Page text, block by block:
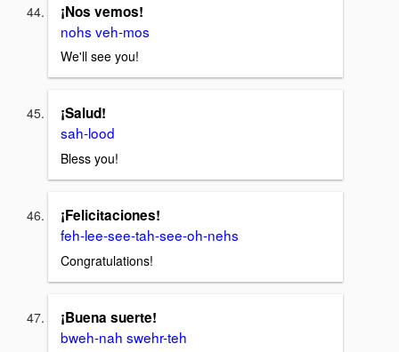
¡Nos vemos!
nohs veh-mos
We'll see you!
¡Salud!
sah-lood
Bless you!
¡Felicitaciones!
feh-lee-see-tah-see-oh-nehs
Congratulations!
¡Buena suerte!
bweh-nah swehr-teh